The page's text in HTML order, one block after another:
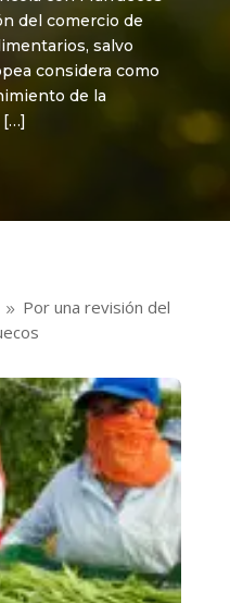
del comercio de
salvo
considera como
de la
[…]
9 Por una revisión del